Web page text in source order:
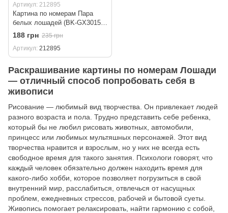
Артикул: 212895
Картина по номерам Пара
белых лошадей (BK-GX30151)
40 х 50 см
188 грн 235 грн
Артикул 212895
Раскрашивание картины по номерам Лошади
— отличный способ попробовать себя в
живописи
Рисование — любимый вид творчества. Он привлекает людей
разного возраста и пола. Трудно представить себе ребенка,
который бы не любил рисовать животных, автомобили,
принцесс или любимых мультяшных персонажей. Этот вид
творчества нравится и взрослым, но у них не всегда есть
свободное время для такого занятия. Психологи говорят, что
каждый человек обязательно должен находить время для
какого-либо хобби, которое позволяет погрузиться в свой
внутренний мир, расслабиться, отвлечься от насущных
проблем, ежедневных стрессов, рабочей и бытовой суеты.
Живопись помогает релаксировать, найти гармонию с собой,